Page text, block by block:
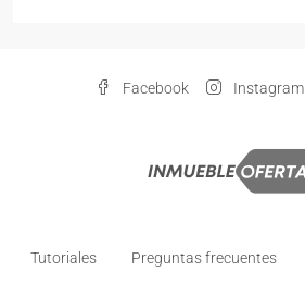
Facebook Instagram
Tutoriales Preguntas frecuentes